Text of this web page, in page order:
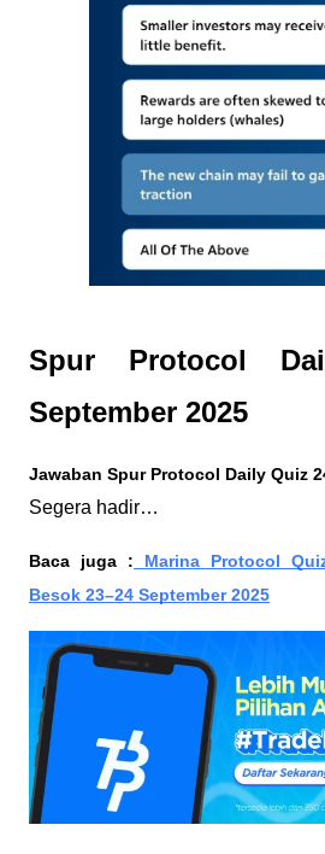
Spur Protocol
September 2025
Jawaban Spur Protocol Daily Quiz
Segera hadir…
Baca juga : Marina Protocol
Besok 23–24 September 2025